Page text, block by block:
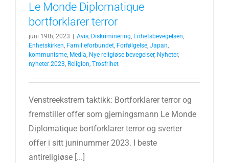
Le Monde Diplomatique
bortforklarer terror
juni 19th, 2023 Avis, Diskriminering, Enhetsbevegelsen,
Enhetskirken, Familieforbundet, Forfølgelse, Japan,
kommunisme, Media, Nye religiøse bevegelser, Nyheter,
nyheter 2023, Religion, Trosfrihet
Venstreekstrem taktikk: Bortforklarer terror og
fremstiller offer som gjerningsmann Le Monde
Diplomatique bortforklarer terror og sverter
offer i sitt juninummer 2023. I beste
antireligiøse [...]